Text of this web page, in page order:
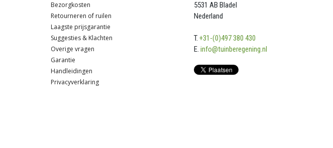
Bezorgkosten
Retourneren of ruilen
Laagste prijsgarantie
Suggesties & Klachten
Overige vragen
Garantie
Handleidingen
Privacyverklaring
5531 AB Bladel
Nederland
T. +31-(0)497 380 430
E. info@tuinberegening.nl